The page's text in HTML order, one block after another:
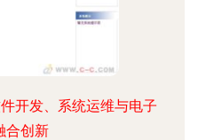
开发、系统运维与电子
合创新